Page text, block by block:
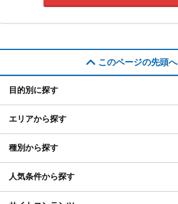
このページの先頭へ
目的別に探す
エリアから探す
種別から探す
人気条件から探す